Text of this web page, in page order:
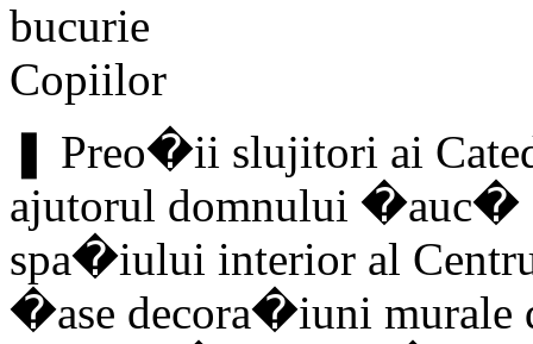
❚ Preo�ii slujitori ai
ajutorul domnului �auc�
spa�iului interior al
�ase decora�iuni murale